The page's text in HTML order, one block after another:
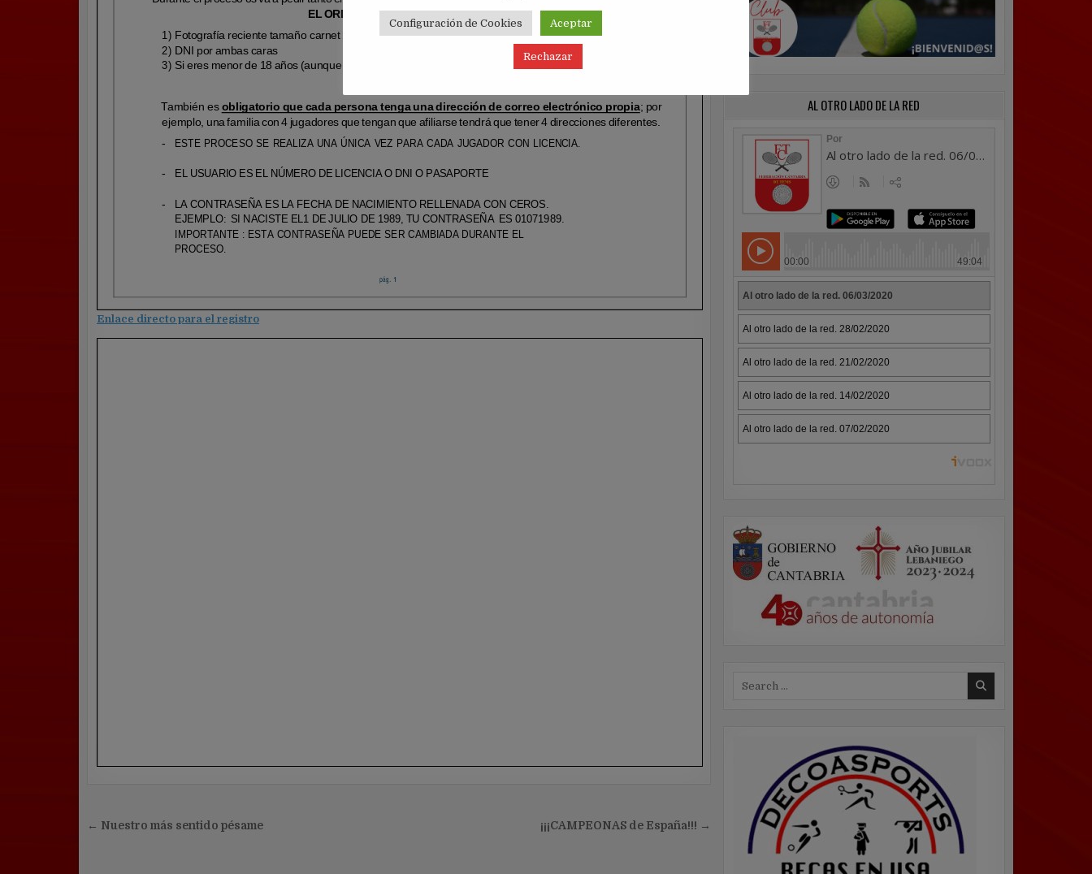
Enlace directo para el registro
Navegación ¡¡¡CAMPEONAS de España!!! →
← Nuestro más sentido pésame
AL OTRO LADO DE LA RED
Configuración de Cookies Aceptar
Rechazar